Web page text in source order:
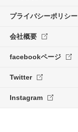
プライバシーポリシー
会社概要
facebookページ
Twitter
Instagram